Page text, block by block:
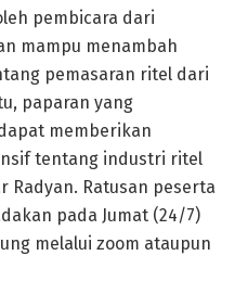
pembicara dari
mampu menambah
pemasaran ritel dari
paparan yang
memberikan
tentang industri ritel
Radyan. Ratusan peserta
pada Jumat (24/7)
melalui zoom ataupun